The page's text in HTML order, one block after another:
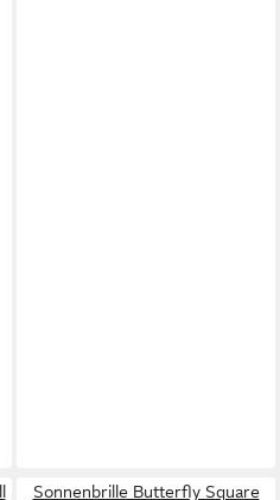
Sonnenbrille Butterfly Square